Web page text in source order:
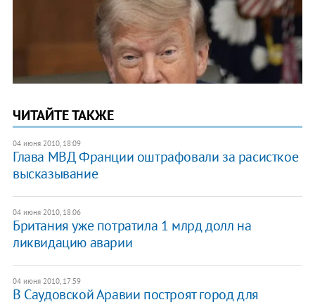
ЧИТАЙТЕ ТАКЖЕ
04 июня 2010, 18:09
Глава МВД Франции оштрафовали за расисткое
высказывание
04 июня 2010, 18:06
Британия уже потратила 1 млрд долл на
ликвидацию аварии
04 июня 2010, 17:59
В Саудовской Аравии построят город для